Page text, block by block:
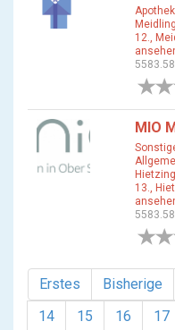
12.,
MIO
13.,
Erstes Bisherige
14
15 16 17